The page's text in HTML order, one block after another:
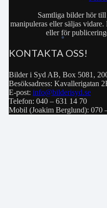
Samtliga bilder hör
manipuleras eller säljas
eller för
KONTAKTA OSS!
Bilder i Syd AB, Box 5081,
Besöksadress: Kavallerigatan
E-post: info@bilderisyd.se
Telefon: 040 – 631 14 70
Mobil (Joakim Berglund): 070